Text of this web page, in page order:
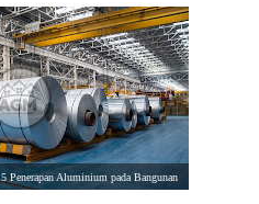
5 Penerapan Aluminium pada Bangunan